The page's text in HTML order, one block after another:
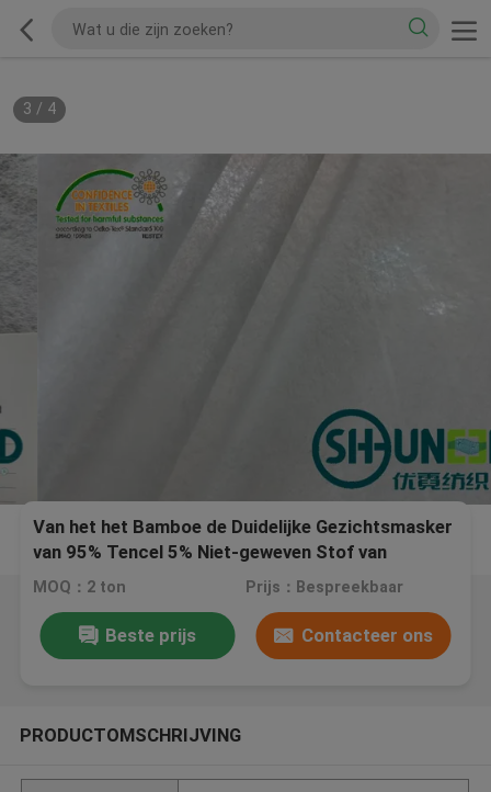
3 / 4
Van het het Bamboe de Duidelijke Gezichtsmasker
van 95% Tencel 5% Niet-geweven Stof van
Spunlace
MOQ：2 ton Prijs：Bespreekbaar
Beste prijs Contacteer ons
PRODUCTOMSCHRIJVING